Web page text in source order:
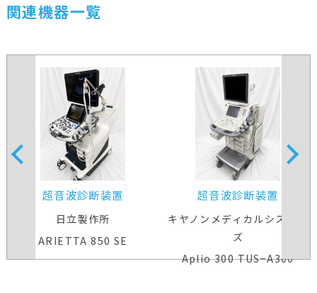
関連機器一覧
超音波診断装置
日立製作所
ARIETTA 850 SE
超音波診断装置
キヤノンメディカルシステム
ズ
Aplio 300 TUS−A300